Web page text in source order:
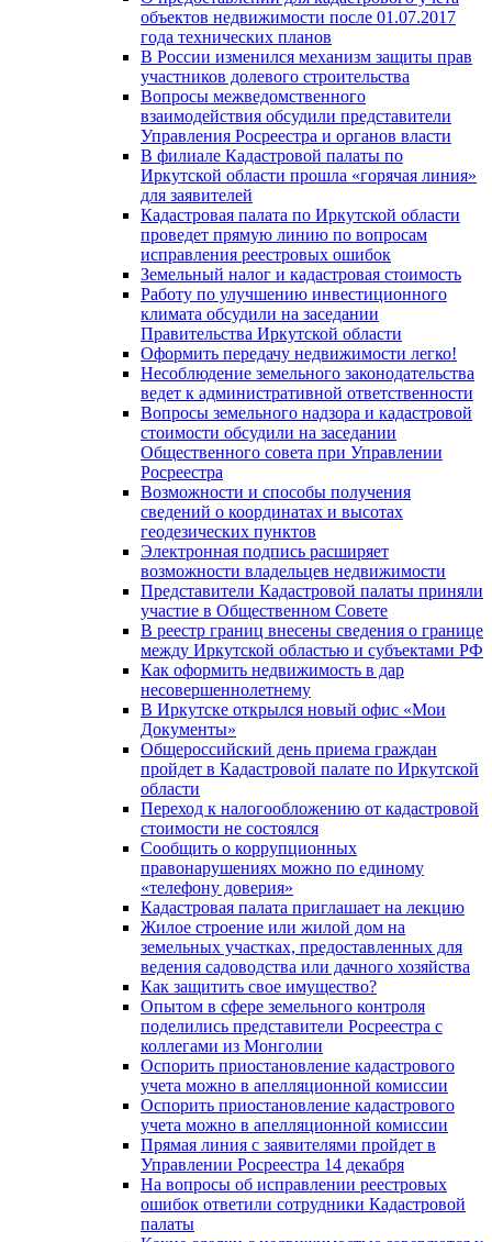
объектов недвижимости после 01.07.2017
года технических планов
В России изменился механизм защиты прав
участников долевого строительства
Вопросы межведомственного
взаимодействия обсудили представители
Управления Росреестра и органов власти
В филиале Кадастровой палаты по
Иркутской области прошла «горячая линия»
для заявителей
Кадастровая палата по Иркутской области
проведет прямую линию по вопросам
исправления реестровых ошибок
Земельный налог и кадастровая стоимость
Работу по улучшению инвестиционного
климата обсудили на заседании
Правительства Иркутской области
Оформить передачу недвижимости легко!
Несоблюдение земельного законодательства
ведет к административной ответственности
Вопросы земельного надзора и кадастровой
стоимости обсудили на заседании
Общественного совета при Управлении
Росреестра
Возможности и способы получения
сведений о координатах и высотах
геодезических пунктов
Электронная подпись расширяет
возможности владельцев недвижимости
Представители Кадастровой палаты приняли
участие в Общественном Совете
В реестр границ внесены сведения о границе
между Иркутской областью и субъектами РФ
Как оформить недвижимость в дар
несовершеннолетнему
В Иркутске открылся новый офис «Мои
Документы»
Общероссийский день приема граждан
пройдет в Кадастровой палате по Иркутской
области
Переход к налогообложению от кадастровой
стоимости не состоялся
Сообщить о коррупционных
правонарушениях можно по единому
«телефону доверия»
Кадастровая палата приглашает на лекцию
Жилое строение или жилой дом на
земельных участках, предоставленных для
ведения садоводства или дачного хозяйства
Как защитить свое имущество?
Опытом в сфере земельного контроля
поделились представители Росреестра с
коллегами из Монголии
Оспорить приостановление кадастрового
учета можно в апелляционной комиссии
Оспорить приостановление кадастрового
учета можно в апелляционной комиссии
Прямая линия с заявителями пройдет в
Управлении Росреестра 14 декабря
На вопросы об исправлении реестровых
ошибок ответили сотрудники Кадастровой
палаты